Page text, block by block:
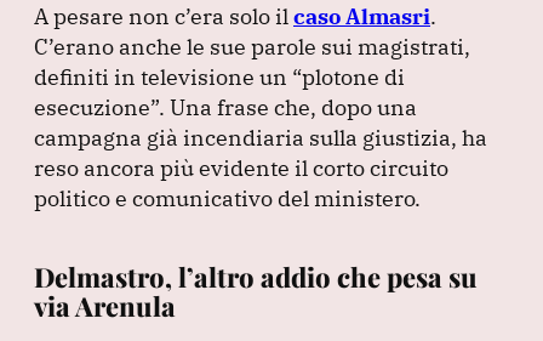
A pesare non c’era solo il caso Almasri.
C’erano anche le sue parole sui magistrati,
definiti in televisione un “plotone di
esecuzione”. Una frase che, dopo una
campagna già incendiaria sulla giustizia, ha
reso ancora più evidente il corto circuito
politico e comunicativo del ministero.
Delmastro, l’altro addio che pesa su
via Arenula